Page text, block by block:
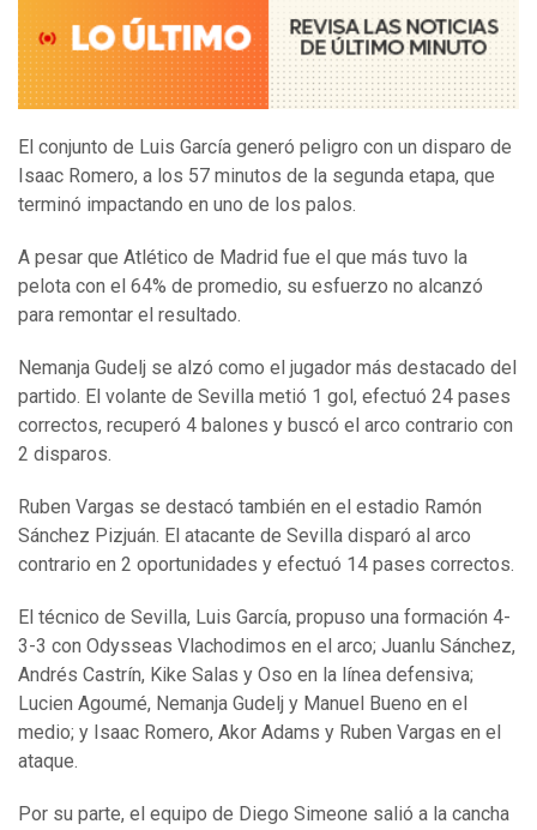
El conjunto de Luis García generó peligro con un disparo de
Isaac Romero, a los 57 minutos de la segunda etapa, que
terminó impactando en uno de los palos.
A pesar que Atlético de Madrid fue el que más tuvo la
pelota con el 64% de promedio, su esfuerzo no alcanzó
para remontar el resultado.
Nemanja Gudelj se alzó como el jugador más destacado del
partido. El volante de Sevilla metió 1 gol, efectuó 24 pases
correctos, recuperó 4 balones y buscó el arco contrario con
2 disparos.
Ruben Vargas se destacó también en el estadio Ramón
Sánchez Pizjuán. El atacante de Sevilla disparó al arco
contrario en 2 oportunidades y efectuó 14 pases correctos.
El técnico de Sevilla, Luis García, propuso una formación 4-
3-3 con Odysseas Vlachodimos en el arco; Juanlu Sánchez,
Andrés Castrín, Kike Salas y Oso en la línea defensiva;
Lucien Agoumé, Nemanja Gudelj y Manuel Bueno en el
medio; y Isaac Romero, Akor Adams y Ruben Vargas en el
ataque.
Por su parte, el equipo de Diego Simeone salió a la cancha